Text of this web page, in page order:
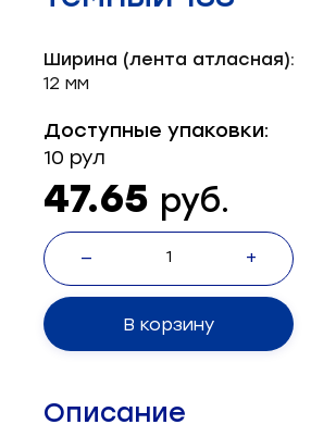
Запчасти: иглы
Установочное оборудование
Ширина (лента атласная):
12 мм
Доступные упаковки:
10 рул
47.65 руб.
— +
В корзину
Описание